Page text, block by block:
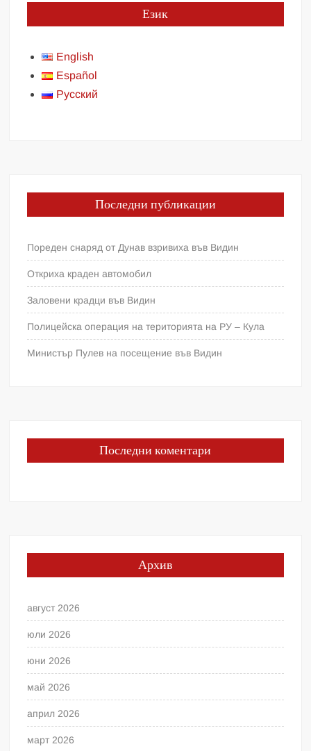
Език
English
Español
Русский
Последни публикации
Пореден снаряд от Дунав взривиха във Видин
Откриха краден автомобил
Заловени крадци във Видин
Полицейска операция на територията на РУ – Кула
Министър Пулев на посещение във Видин
Последни коментари
Архив
август 2026
юли 2026
юни 2026
май 2026
април 2026
март 2026